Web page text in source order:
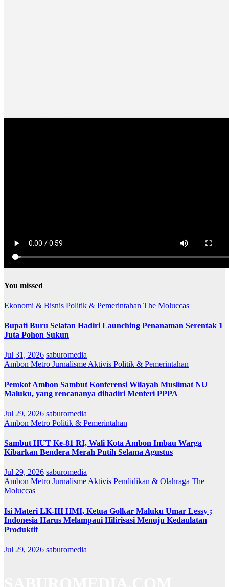
You missed
Ekonomi & Bisnis Politik & Pemerintahan The Moluccas
Bupati Buru Selatan Hadiri Launching Penanaman Serentak 1
Juta Pohon Sukun
Jul 31, 2026 saburomedia
Ambon Metro Jurnalisme Aktivis Politik & Pemerintahan
Pemkot Ambon Sambut Konferensi Wilayah Muslimat NU
Maluku, yang rencananya dihadiri Menteri PPPA
Jul 29, 2026 saburomedia
Ambon Metro Politik & Pemerintahan
Sambut HUT Ke-81 RI, Wali Kota Ambon Imbau Warga
Kibarkan Bendera Merah Putih Selama Agustus
Jul 29, 2026 saburomedia
Ambon Metro Jurnalisme Aktivis Pendidikan & Olahraga The
Moluccas
Isi Materi LK-III HMI, Ketua Golkar Maluku Umar Lessy ;
Indonesia Harus Melampaui Hilirisasi Menuju Kedaulatan
Produktif
Jul 29, 2026 saburomedia